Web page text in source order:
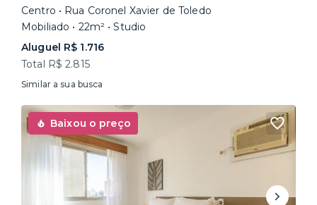
Centro • Rua Coronel Xavier de Toledo
Mobiliado • 22m² • Studio
Aluguel R$ 1.716
Total R$ 2.815
Similar a sua busca
Baixou o preço